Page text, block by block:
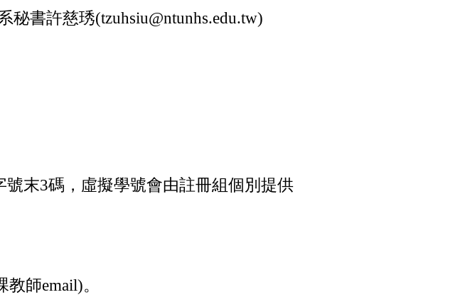
書許慈琇(tzuhsiu@ntunhs.edu.tw)
末3碼，虛擬學號會由註冊組個別提供
師email)。